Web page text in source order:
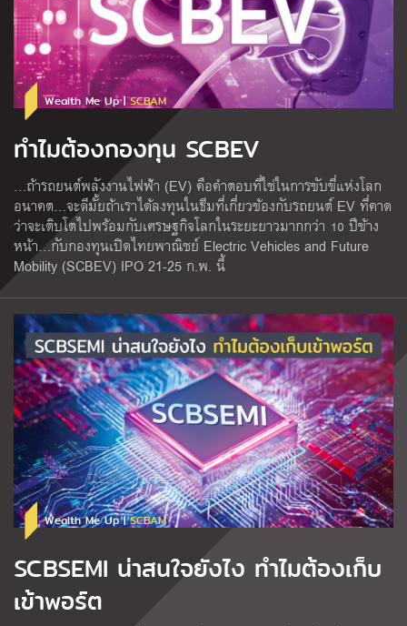
Wealth Me Up |SCBAM
ทำไมต้องกองทุน SCBEV
…ถ้ารถยนต์พลังงานไฟฟ้า (EV) คือคำตอบที่ใช่ในการขับขี่แห่งโลก
อนาคต…จะดีมั้ยถ้าเราได้ลงทุนในธีมที่เกี่ยวข้องกับรถยนต์ EV ที่คาด
ว่าจะเติบโตไปพร้อมกับเศรษฐกิจโลกในระยะยาวมากกว่า 10 ปีข้าง
หน้า…กับกองทุนเปิดไทยพาณิชย์ Electric Vehicles and Future
Mobility (SCBEV) IPO 21-25 ก.พ. นี้
Wealth Me Up |SCBAM
SCBSEMI น่าสนใจยังไง ทำไมต้องเก็บ
เข้าพอร์ต